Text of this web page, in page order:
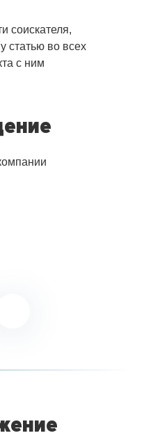
соискателя,
статью во всех
с ним